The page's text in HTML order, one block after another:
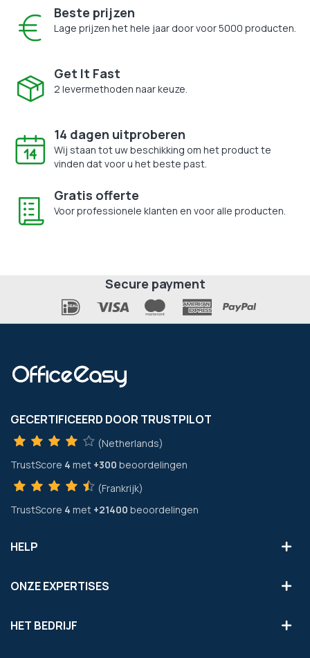
Beste prijzen
Lage prijzen het hele jaar door voor 5000 producten.
Get It Fast
2 levermethoden naar keuze.
14 dagen uitproberen
Wij staan tot uw beschikking om het product te
vinden dat voor u het beste past.
Gratis offerte
Voor professionele klanten en voor alle producten.
Secure payment
GECERTIFICEERD DOOR TRUSTPILOT
(Netherlands)
TrustScore 4 met +300 beoordelingen
(Frankrijk)
TrustScore 4 met +21400 beoordelingen
HELP
ONZE EXPERTISES
HET BEDRIJF